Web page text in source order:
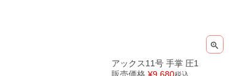
アックス11号 手掌 圧1